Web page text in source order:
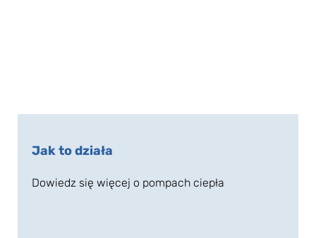
Jak to działa
Dowiedz się więcej o pompach ciepła